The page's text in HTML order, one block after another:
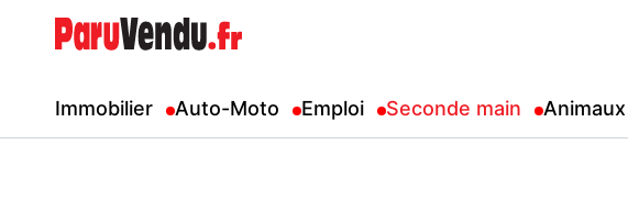
Immobilier Auto-Moto Emploi Seconde main Animaux